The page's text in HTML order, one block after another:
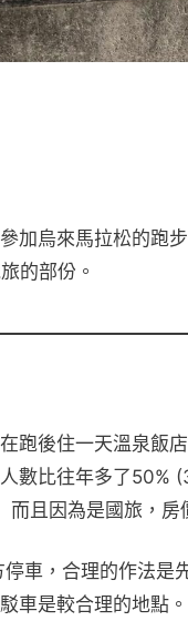
加烏來馬拉松的跑
的部份。
跑後住一天溫泉飯
數比往年多了
且因為是國旅，房
車，合理的作法
車是較合理的地點。